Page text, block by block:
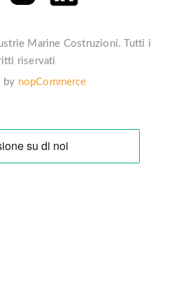
Marine Costruzioni. Tutti i
riservati
by nopCommerce